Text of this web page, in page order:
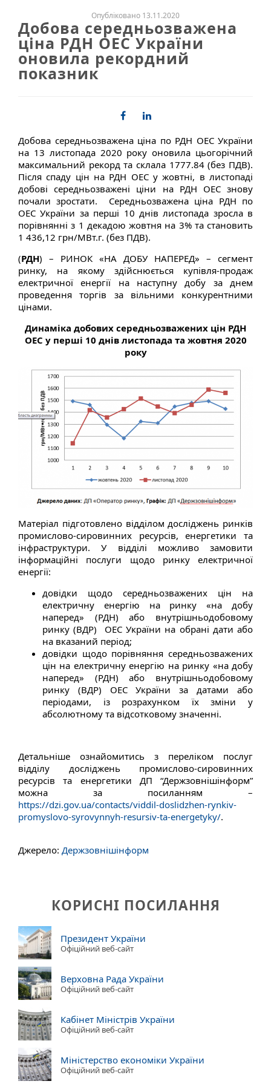
Опубліковано 13.11.2020
Добова середньозважена
ціна РДН ОЕС України
оновила рекордний
показник
Добова середньозважена ціна по РДН ОЕС України
на 13 листопада 2020 року оновила цьогорічний
максимальний рекорд та склала 1777.84 (без ПДВ).
Після спаду цін на РДН ОЕС у жовтні, в листопаді
добові середньозважені ціни на РДН ОЕС знову
почали зростати. Середньозважена ціна РДН по
ОЕС України за перші 10 днів листопада зросла в
порівнянні з 1 декадою жовтня на 3% та становить
1 436,12 грн/МВт.г. (без ПДВ).
(РДН) – РИНОК «НА ДОБУ НАПЕРЕД» – сегмент
ринку, на якому здійснюється купівля‐продаж
електричної енергії на наступну добу за днем
проведення торгів за вільними конкурентними
цінами.
Динаміка добових середньозважених цін РДН
ОЕС у перші 10 днів листопада та жовтня 2020
року
Матеріал підготовлено відділом досліджень ринків
промислово-сировинних ресурсів, енергетики та
інфраструктури. У відділі можливо замовити
інформаційні послуги щодо ринку електричної
енергії:
довідки щодо середньозважених цін на
електричну енергію на ринку «на добу
наперед» (РДН) або внутрішньодобовому
ринку (ВДР) ОЕС України на обрані дати або
на вказаний період;
довідки щодо порівняння середньозважених
цін на електричну енергію на ринку «на добу
наперед» (РДН) або внутрішньодобовому
ринку (ВДР) ОЕС України за датами або
періодами, із розрахунком їх зміни у
абсолютному та відсотковому значенні.
Детальніше ознайомитись з переліком послуг
відділу досліджень промислово-сировинних
ресурсів та енергетики ДП “Держзовнішінформ”
можна за посиланням –
https://dzi.gov.ua/contacts/viddil-doslidzhen-rynkiv-
promyslovo-syrovynnyh-resursiv-ta-energetyky/.
Джерело: Держзовнішінформ
КОРИСНІ ПОСИЛАННЯ
Президент України
Офіційний веб-сайт
Верховна Рада України
Офіційний веб-сайт
Кабінет Міністрів України
Офіційний веб-сайт
Міністерство економіки України
Офіційний веб-сайт